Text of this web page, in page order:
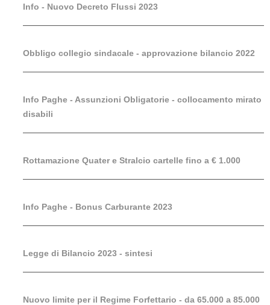
Info - Nuovo Decreto Flussi 2023
Obbligo collegio sindacale - approvazione bilancio 2022
Info Paghe - Assunzioni Obligatorie - collocamento mirato
disabili
Rottamazione Quater e Stralcio cartelle fino a € 1.000
Info Paghe - Bonus Carburante 2023
Legge di Bilancio 2023 - sintesi
Nuovo limite per il Regime Forfettario - da 65.000 a 85.000